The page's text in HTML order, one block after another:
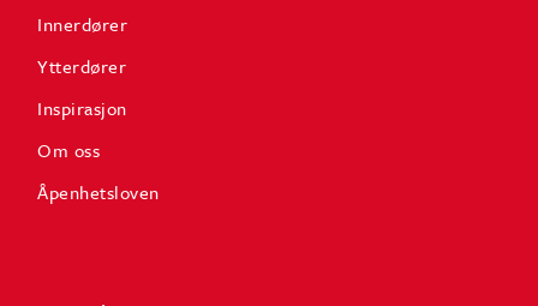
Innerdører
Ytterdører
Inspirasjon
Om oss
Åpenhetsloven